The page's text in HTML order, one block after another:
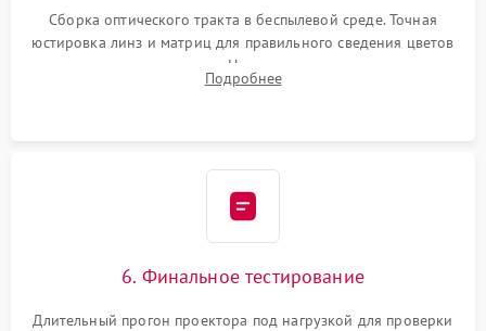
Сборка оптического тракта в беспылевой среде. Точная
юстировка линз и матриц для правильного сведения цветов
и устранения размытия. Надежное подключение всех
шлейфов, установка датчиков и закрытие корпуса
Подробнее
6. Финальное тестирование
Длительный прогон проектора под нагрузкой для проверки